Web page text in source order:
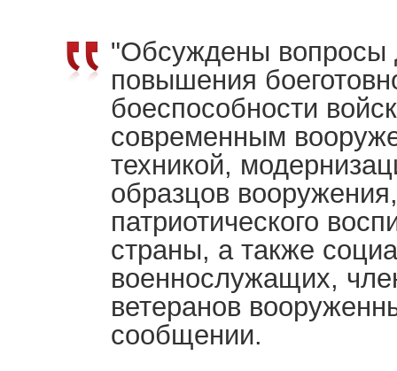
"Обсуждены вопросы
повышения
боеспособности
современным
техникой,
образцов
патриотического
страны, а также
военнослужащих,
ветеранов
сообщении.